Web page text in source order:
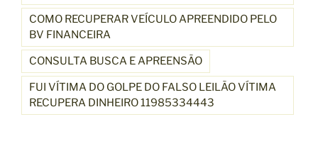
COMO RECUPERAR VEÍCULO APREENDIDO PELO
BV FINANCEIRA
CONSULTA BUSCA E APREENSÃO
FUI VÍTIMA DO GOLPE DO FALSO LEILÃO VÍTIMA
RECUPERA DINHEIRO 11985334443